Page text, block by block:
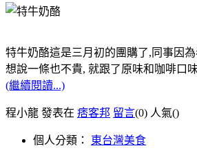
特牛奶酪這是三月初的團購了,同事因
想說一條也不貴, 就跟了原味和咖啡口
(繼續閱讀...)
程小龍 發表在 痞客邦 留言(0) 人氣()
個人分類： 東台灣美食